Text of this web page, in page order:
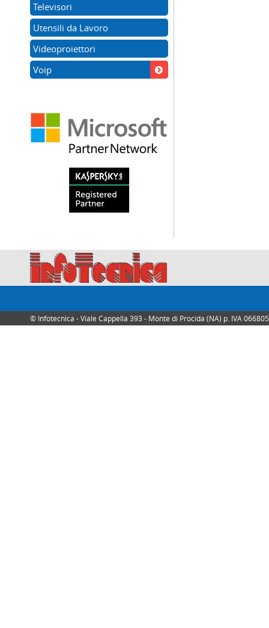
Televisori
Utensili da Lavoro
Videoproiettori
Voip
© Infotecnica - Viale Cappella 393 - Monte di Procida (NA) p. IVA